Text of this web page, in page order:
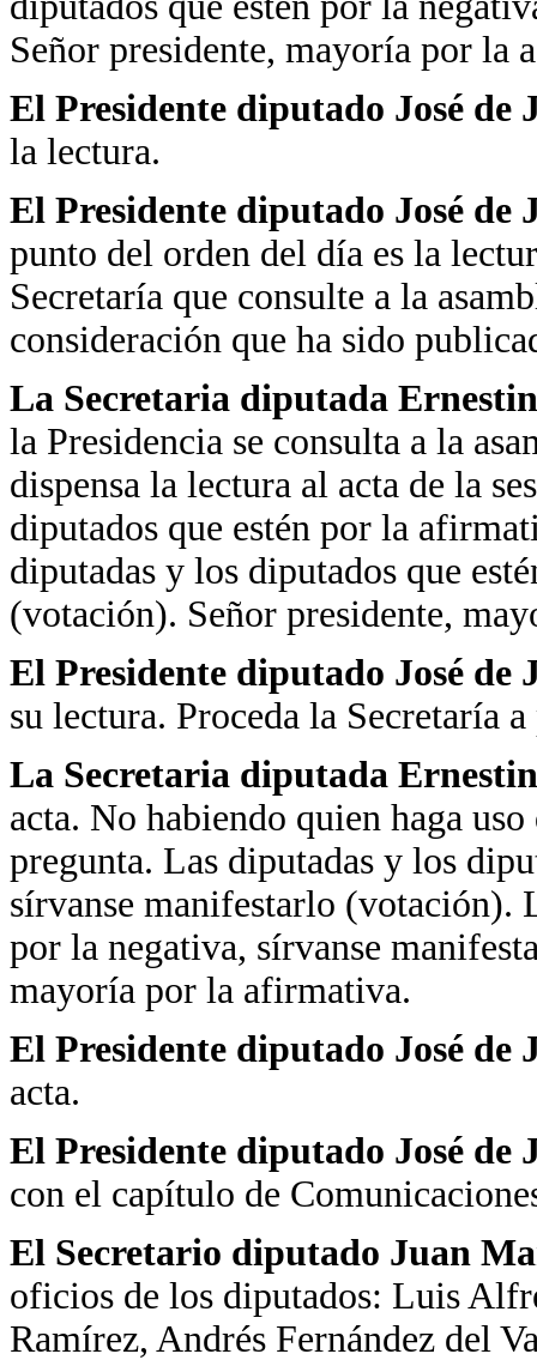
Señor presidente, mayoría por la
El Presidente diputado José
la lectura.
El Presidente diputado José
punto del orden del día es la
Secretaría que consulte a la
consideración que ha sido
La Secretaria diputada
la Presidencia se consulta a la
dispensa la lectura al acta de la
diputados que estén por la
diputadas y los diputados que
(votación). Señor presidente,
El Presidente diputado José
su lectura. Proceda la Secretaría
La Secretaria diputada
acta. No habiendo quien haga
pregunta. Las diputadas y los
sírvanse manifestarlo (votación).
por la negativa, sírvanse
mayoría por la afirmativa.
El Presidente diputado José
acta.
El Presidente diputado José
con el capítulo de
El Secretario diputado Juan
oficios de los diputados: Luis
Ramírez, Andrés Fernández del